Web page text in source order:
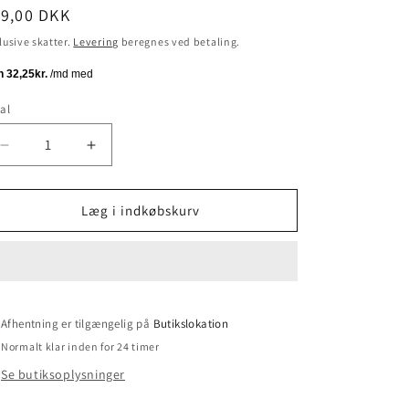
DKK
skatter. Levering beregnes ved betaling.
Reducer
antallet
for
Fouragerings
Leg
Øg
antallet
for
Fouragerings
Leg
Læg i indkøbskurv
Afhentning er tilgængelig på Butikslokation
Normalt klar inden for 24 timer
Se butiksoplysninger